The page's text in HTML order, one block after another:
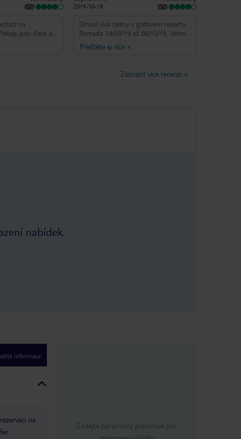
na
jsou čisté a
opravdu dobrá
zábavy je velmi
2019-10-18
Strávil dva týdny v golfovém resortu
Ramada 24/09/19 až 08/10/19. Velmi
velké letovisko se čtyřmi krásnými
bazény se spoustou lehátek. Hotel je
personál. Pokoje jsou prostorné a
pohodlné čištění každý den. Měli
Přečtěte si více»
Zobrazit více recenzí»
nabídek.
informace
na
Zadejte parametry jednotlivě pro